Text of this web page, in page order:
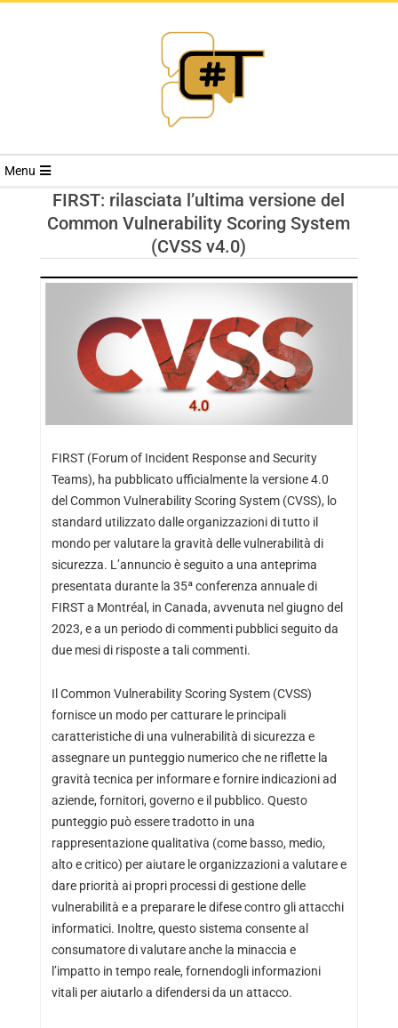
RIVISTA
TRENDS
Menu
FIRST: rilasciata l’ultima versione del
Common Vulnerability Scoring System
(CVSS v4.0)
FIRST (Forum of Incident Response and Security
Teams), ha pubblicato ufficialmente la versione 4.0
del Common Vulnerability Scoring System (CVSS), lo
standard utilizzato dalle organizzazioni di tutto il
mondo per valutare la gravità delle vulnerabilità di
sicurezza. L’annuncio è seguito a una anteprima
presentata durante la 35ª conferenza annuale di
FIRST a Montréal, in Canada, avvenuta nel giugno del
2023, e a un periodo di commenti pubblici seguito da
due mesi di risposte a tali commenti.
Il Common Vulnerability Scoring System (CVSS)
fornisce un modo per catturare le principali
caratteristiche di una vulnerabilità di sicurezza e
assegnare un punteggio numerico che ne riflette la
gravità tecnica per informare e fornire indicazioni ad
aziende, fornitori, governo e il pubblico. Questo
punteggio può essere tradotto in una
rappresentazione qualitativa (come basso, medio,
alto e critico) per aiutare le organizzazioni a valutare e
dare priorità ai propri processi di gestione delle
vulnerabilità e a preparare le difese contro gli attacchi
informatici. Inoltre, questo sistema consente al
consumatore di valutare anche la minaccia e
l’impatto in tempo reale, fornendogli informazioni
vitali per aiutarlo a difendersi da un attacco.